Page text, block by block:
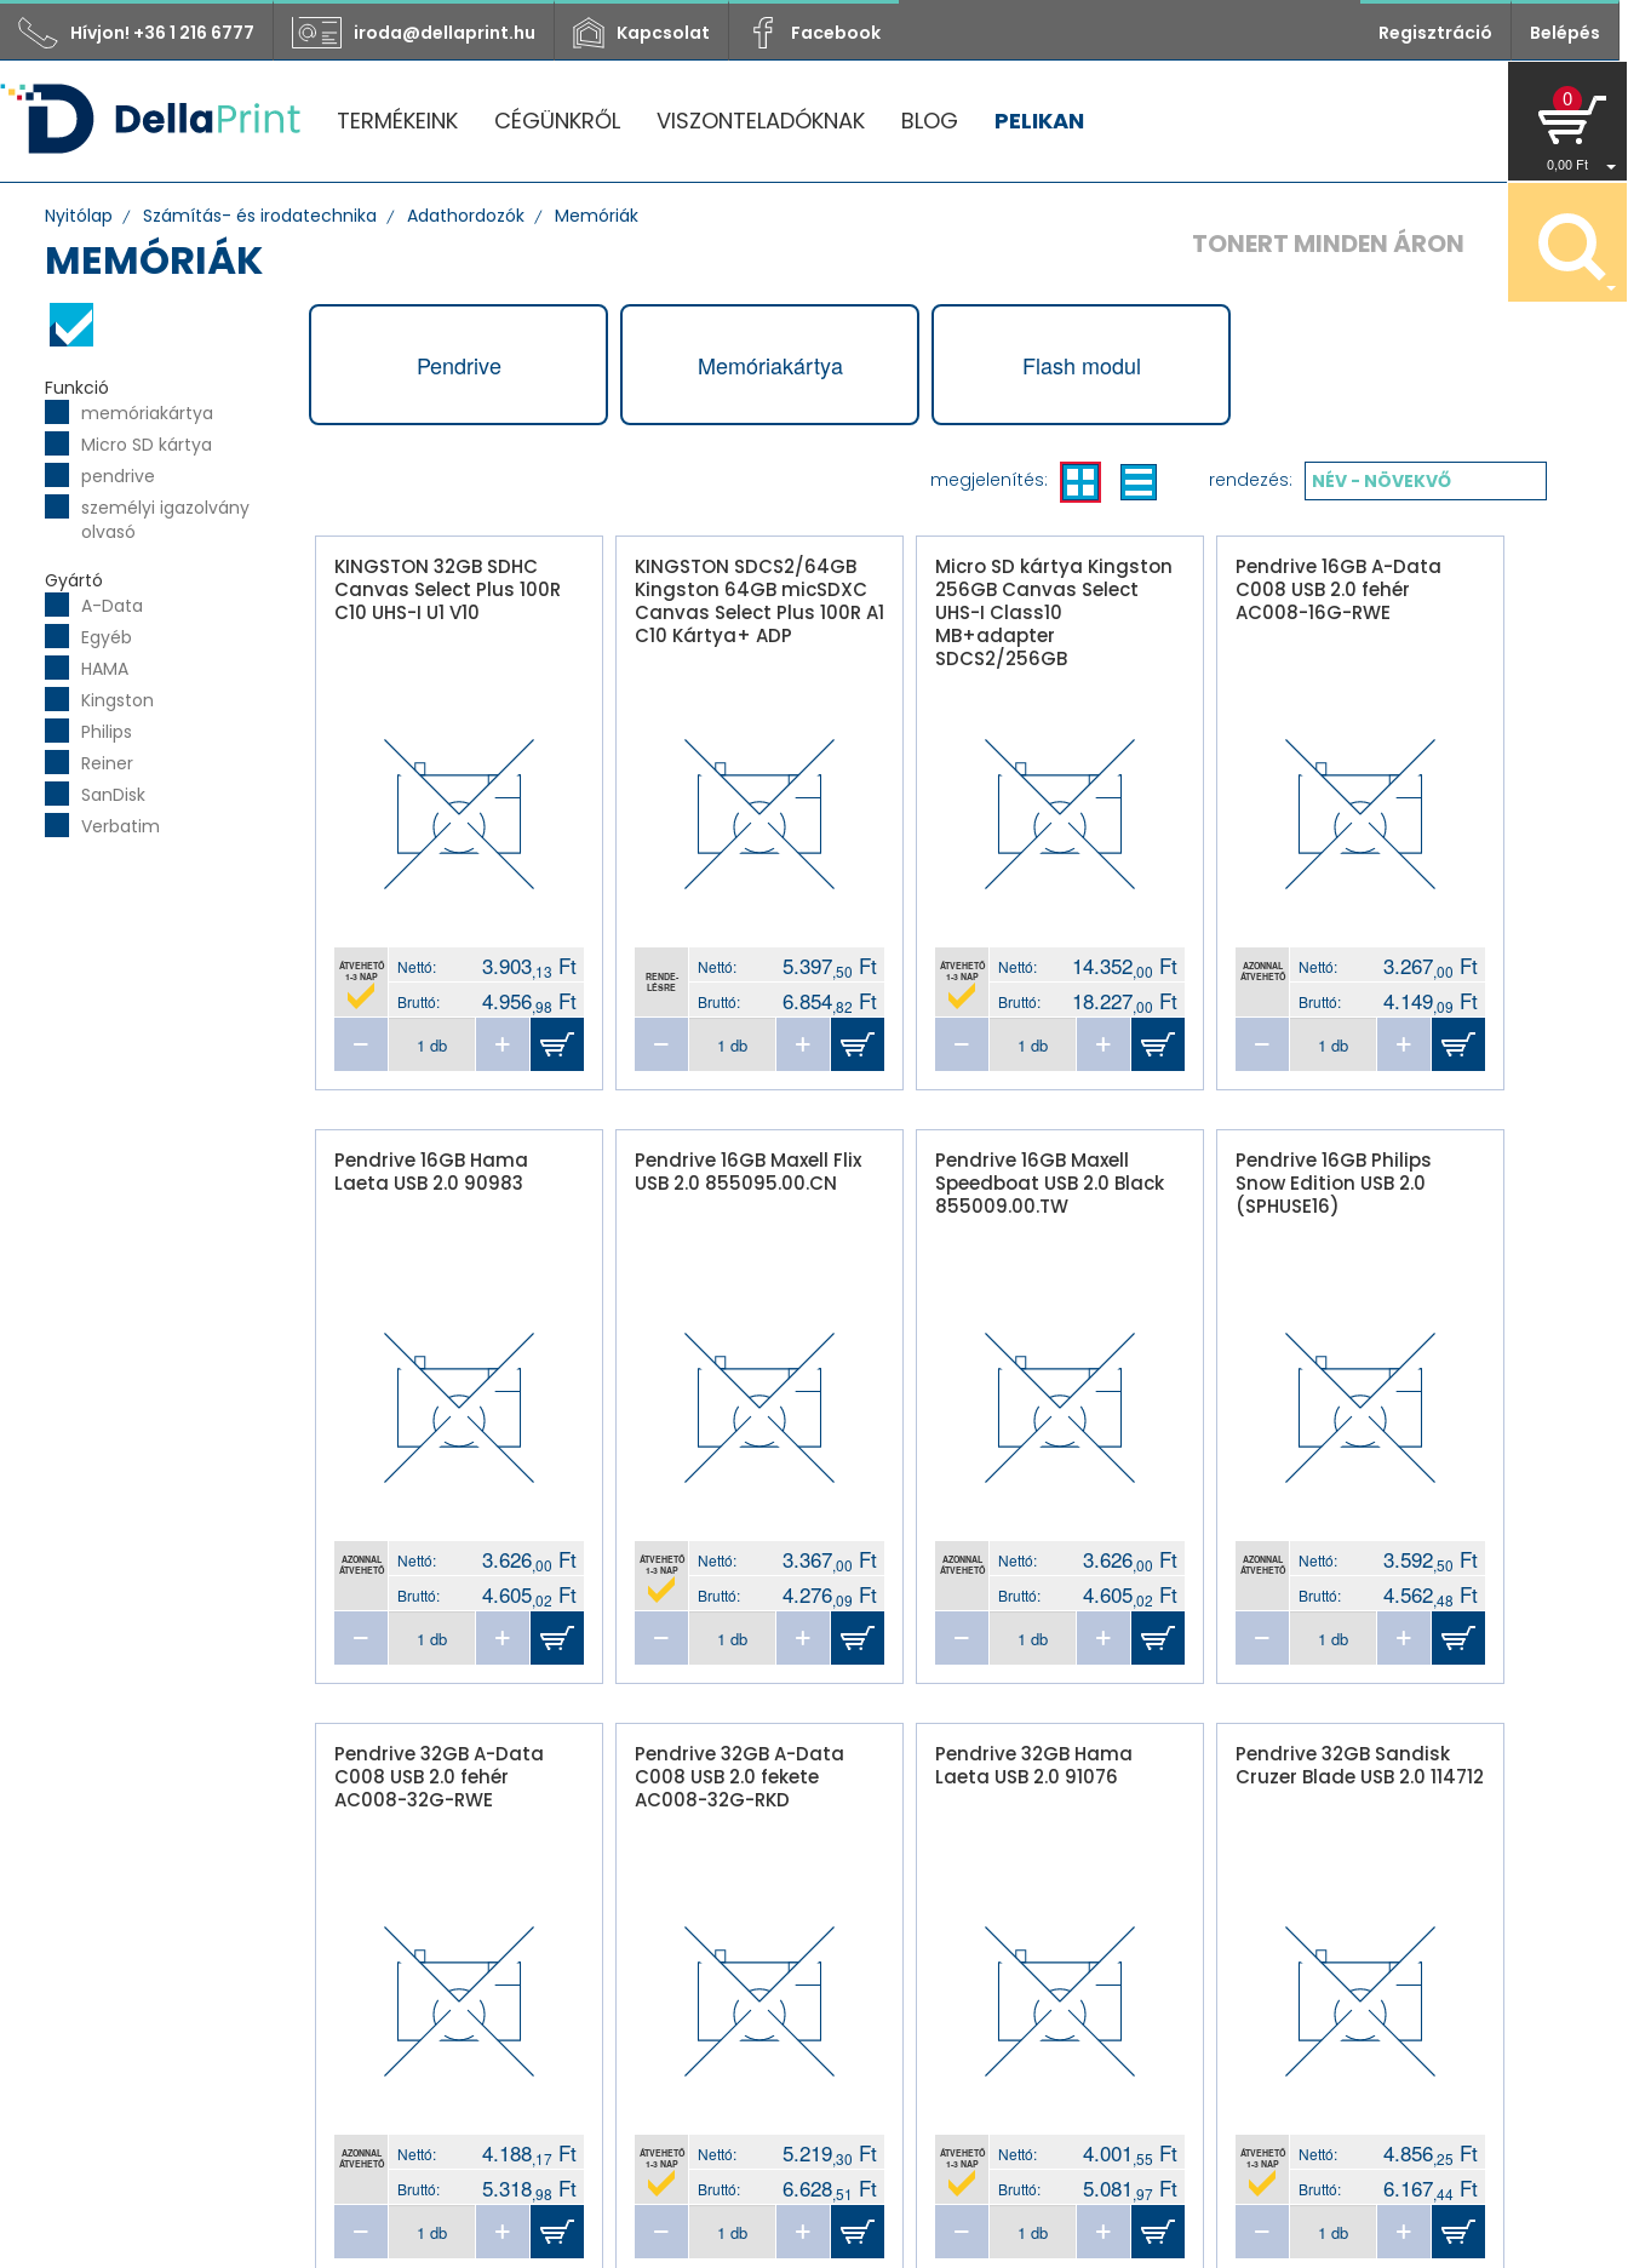
Hívjon! +36 1 216 6777 iroda@dellaprint.hu Kapcsolat Facebook Regisztráció Belépés
TERMÉKEINK CÉGÜNKRŐL VISZONTELADÓKNAK BLOG PELIKAN
0
0,00 Ft
TONERT MINDEN ÁRON
Nyitólap Számítás- és irodatechnika Adathordozók Memóriák
MEMÓRIÁK
Funkció
memóriakártya
Micro SD kártya
pendrive
személyi igazolvány
olvasó
Gyártó
A-Data
Egyéb
HAMA
Kingston
Philips
Reiner
SanDisk
Verbatim
Pendrive Memóriakártya Flash modul
rendezés: NÉV - NÖVEKVŐ
megjelenítés:
KINGSTON 32GB SDHC
Canvas Select Plus 100R
C10 UHS-I U1 V10
ÁTVEHETŐ
1-3 NAP
Nettó: 3.903,13 Ft
Bruttó: 4.956,98 Ft
KINGSTON SDCS2/64GB
Kingston 64GB micSDXC
Canvas Select Plus 100R A1
C10 Kártya+ ADP
RENDE-
LÉSRE
Nettó: 5.397,50 Ft
Bruttó: 6.854,82 Ft
Micro SD kártya Kingston
256GB Canvas Select
UHS-I Class10
MB+adapter
SDCS2/256GB
ÁTVEHETŐ
1-3 NAP
Nettó: 14.352,00 Ft
Bruttó: 18.227,00 Ft
Pendrive 16GB A-Data
C008 USB 2.0 fehér
AC008-16G-RWE
AZONNAL
ÁTVEHETŐ
Nettó: 3.267,00 Ft
Bruttó: 4.149,09 Ft
Pendrive 16GB Hama
Laeta USB 2.0 90983
AZONNAL
ÁTVEHETŐ
Nettó: 3.626,00 Ft
Bruttó: 4.605,02 Ft
Pendrive 16GB Maxell Flix
USB 2.0 855095.00.CN
ÁTVEHETŐ
1-3 NAP
Nettó: 3.367,00 Ft
Bruttó: 4.276,09 Ft
Pendrive 16GB Maxell
Speedboat USB 2.0 Black
855009.00.TW
AZONNAL
ÁTVEHETŐ
Nettó: 3.626,00 Ft
Bruttó: 4.605,02 Ft
Pendrive 16GB Philips
Snow Edition USB 2.0
(SPHUSE16)
AZONNAL
ÁTVEHETŐ
Nettó: 3.592,50 Ft
Bruttó: 4.562,48 Ft
Pendrive 32GB A-Data
C008 USB 2.0 fehér
AC008-32G-RWE
AZONNAL
ÁTVEHETŐ
Nettó: 4.188,17 Ft
Bruttó: 5.318,98 Ft
Pendrive 32GB A-Data
C008 USB 2.0 fekete
AC008-32G-RKD
ÁTVEHETŐ
1-3 NAP
Nettó: 5.219,30 Ft
Bruttó: 6.628,51 Ft
Pendrive 32GB Hama
Laeta USB 2.0 91076
ÁTVEHETŐ
1-3 NAP
Nettó: 4.001 ,55 Ft
Bruttó: 5.081 ,97 Ft
Pendrive 32GB Sandisk
Cruzer Blade USB 2.0 114712
ÁTVEHETŐ
1-3 NAP
Nettó: 4.856,25 Ft
Bruttó: 6.167,44 Ft